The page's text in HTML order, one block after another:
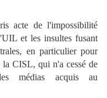
acte de l'impossibilité
et les insultes fusant
en particulier pour
la CISL, qui n'a cessé de
médias acquis au